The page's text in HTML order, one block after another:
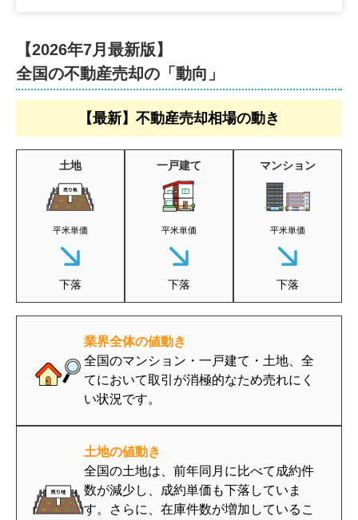
【2026年7月最新版】
全国の不動産売却の「動向」
【最新】不動産売却相場の動き
土地
平米単価
下落
一戸建て
平米単価
下落
マンション
平米単価
下落
業界全体の値動き
全国のマンション・一戸建て・土地、全
てにおいて取引が消極的なため売れにく
い状況です。
土地の値動き
全国の土地は、前年同月に比べて成約件
数が減少し、成約単価も下落していま
す。さらに、在庫件数が増加しているこ